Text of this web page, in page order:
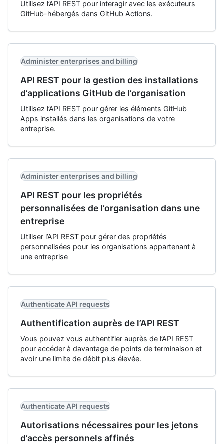
Utilisez l’API REST pour interagir avec les exécuteurs
GitHub-hébergés dans GitHub Actions.
Administer enterprises and billing
API REST pour la gestion des installations
d’applications GitHub de l’organisation
Utilisez l’API REST pour gérer les éléments GitHub
Apps installés dans les organisations de votre
entreprise.
Administer enterprises and billing
API REST pour les propriétés
personnalisées de l’organisation dans une
entreprise
Utiliser l’API REST pour gérer des propriétés
personnalisées pour les organisations appartenant à
une entreprise
Authenticate API requests
Authentification auprès de l’API REST
Vous pouvez vous authentifier auprès de l’API REST
pour accéder à davantage de points de terminaison et
avoir une limite de débit plus élevée.
Authenticate API requests
Autorisations nécessaires pour les jetons
d’accès personnels affinés